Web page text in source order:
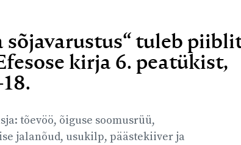
sõjavarustus“ tuleb
kirja 6. peatükist,
tõevöö, õiguse soomusrüü,
jalanõud, usukilp, päästekiiver ja